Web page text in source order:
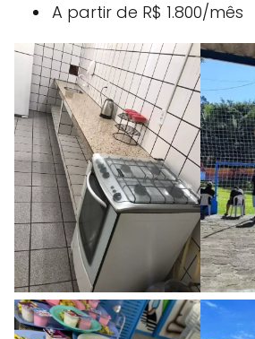
A partir de R$ 1.800/mês